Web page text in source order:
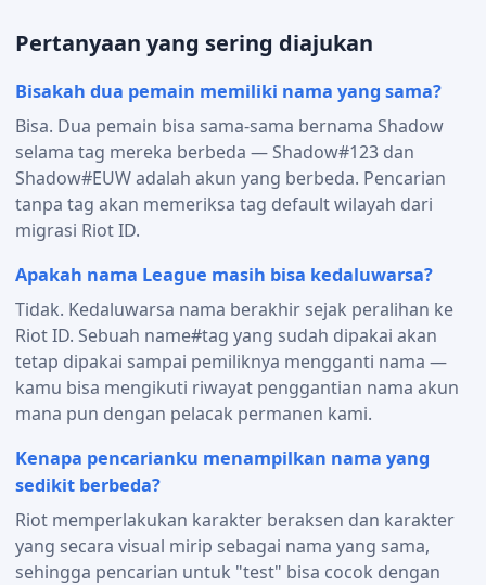
Pertanyaan yang sering diajukan
Bisakah dua pemain memiliki nama yang sama?
Bisa. Dua pemain bisa sama-sama bernama Shadow
selama tag mereka berbeda — Shadow#123 dan
Shadow#EUW adalah akun yang berbeda. Pencarian
tanpa tag akan memeriksa tag default wilayah dari
migrasi Riot ID.
Apakah nama League masih bisa kedaluwarsa?
Tidak. Kedaluwarsa nama berakhir sejak peralihan ke
Riot ID. Sebuah name#tag yang sudah dipakai akan
tetap dipakai sampai pemiliknya mengganti nama —
kamu bisa mengikuti riwayat penggantian nama akun
mana pun dengan pelacak permanen kami.
Kenapa pencarianku menampilkan nama yang
sedikit berbeda?
Riot memperlakukan karakter beraksen dan karakter
yang secara visual mirip sebagai nama yang sama,
sehingga pencarian untuk "test" bisa cocok dengan